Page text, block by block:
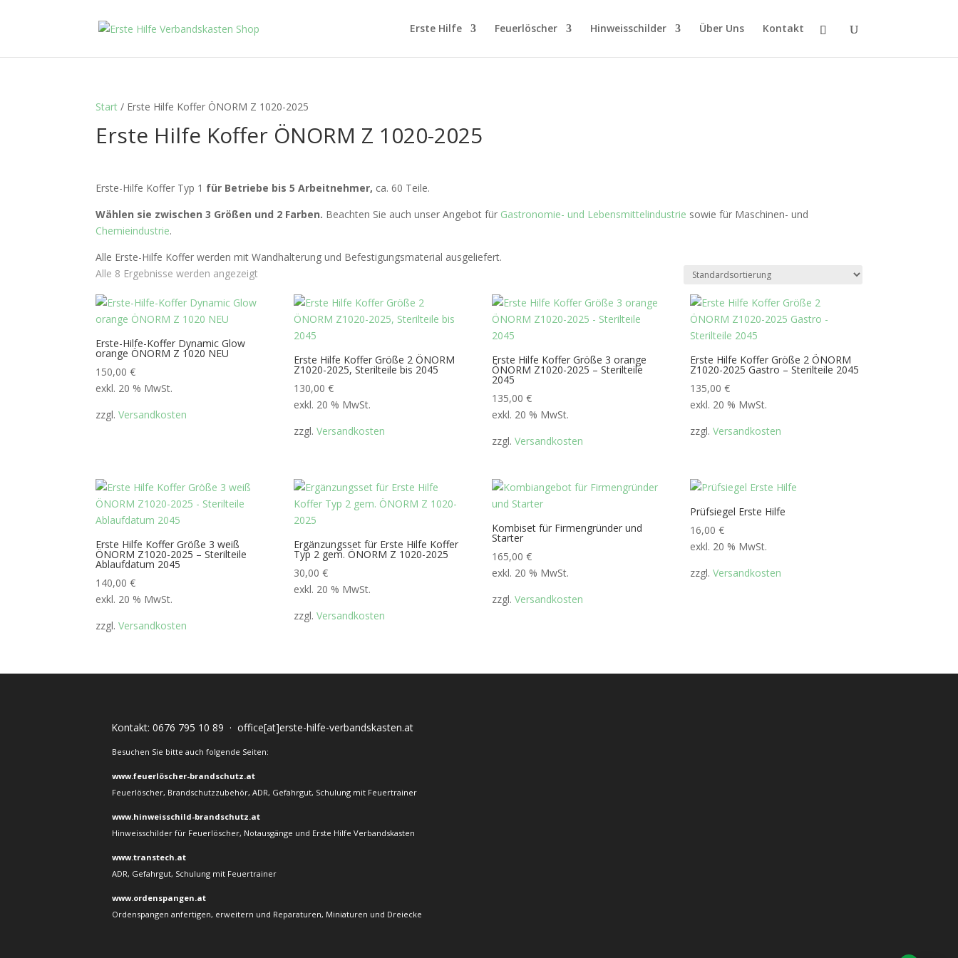
Erste Hilfe Feuerlöscher Hinweisschilder Über Uns Kontakt
Start / Erste Hilfe Koffer ÖNORM Z 1020-2025
Erste Hilfe Koffer ÖNORM Z 1020-2025
Erste-Hilfe Koffer Typ 1 für Betriebe bis 5 Arbeitnehmer, ca. 60 Teile.
Wählen sie zwischen 3 Größen und 2 Farben. Beachten Sie auch unser Angebot für Gastronomie- und Lebensmittelindustrie sowie für Maschinen- und
Chemieindustrie.
Alle Erste-Hilfe Koffer werden mit Wandhalterung und Befestigungsmaterial ausgeliefert.
Alle 8 Ergebnisse werden angezeigt
Erste-Hilfe-Koffer Dynamic Glow
orange ÖNORM Z 1020 NEU
150,00€
exkl. 20 % MwSt.
zzgl.Versandkosten
Erste Hilfe Koffer Größe 2 ÖNORM
Z1020-2025, Sterilteile bis 2045
130,00€
exkl. 20 % MwSt.
zzgl.Versandkosten
Erste Hilfe Koffer Größe 3 orange
ÖNORM Z1020-2025 – Sterilteile
2045
135,00€
exkl. 20 % MwSt.
zzgl.Versandkosten
Erste Hilfe Koffer Größe 2 ÖNORM
Z1020-2025 Gastro – Sterilteile 2045
135,00€
exkl. 20 % MwSt.
zzgl.Versandkosten
Erste Hilfe Koffer Größe 3 weiß
ÖNORM Z1020-2025 – Sterilteile
Ablaufdatum 2045
140,00€
exkl. 20 % MwSt.
zzgl.Versandkosten
Ergänzungsset für Erste Hilfe Koffer
Typ 2 gem. ÖNORM Z 1020-2025
30,00€
exkl. 20 % MwSt.
zzgl.Versandkosten
Kombiset für Firmengründer und
Starter
165,00€
exkl. 20 % MwSt.
zzgl.Versandkosten
Prüfsiegel Erste Hilfe
16,00€
exkl. 20 % MwSt.
zzgl.Versandkosten
Kontakt:0676 795 10 89 ·office[at]erste-hilfe-verbandskasten.at
Besuchen Sie bitte auch folgende Seiten:
www.feuerlöscher-brandschutz.at
Feuerlöscher, Brandschutzzubehör, ADR, Gefahrgut, Schulung mit Feuertrainer
www.hinweisschild-brandschutz.at
Hinweisschilder für Feuerlöscher, Notausgänge und Erste Hilfe Verbandskasten
www.transtech.at
ADR, Gefahrgut, Schulung mit Feuertrainer
www.ordenspangen.at
Ordenspangen anfertigen, erweitern und Reparaturen, Miniaturen und Dreiecke